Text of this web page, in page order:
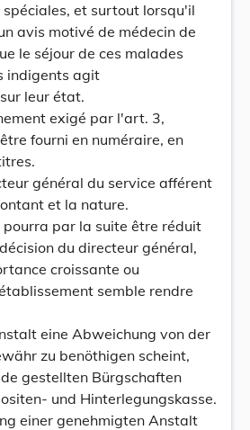
et surtout lorsqu'il
avis motivé de médecin de
le séjour de ces malades
indigents agit
leur état.
exigé par l'art. 3,
fourni en numéraire, en
général du service afférent
et la nature.
pourra par la suite être réduit
du directeur général,
croissante ou
semble rendre
eine Abweichung von der
zu benöthigen scheint,
gestellten Bürgschaften
und Hinterlegungskasse.
einer genehmigten Anstalt